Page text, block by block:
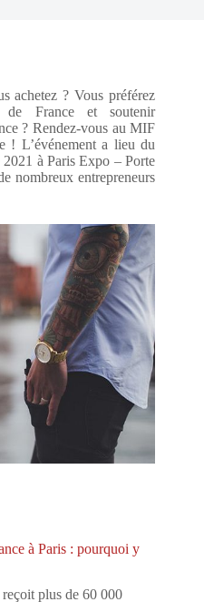
achetez ? Vous préférez
de France et soutenir
? Rendez-vous au MIF
! L’événement a lieu du
à Paris Expo – Porte
nombreux entrepreneurs
à Paris : pourquoi y
plus de 60 000